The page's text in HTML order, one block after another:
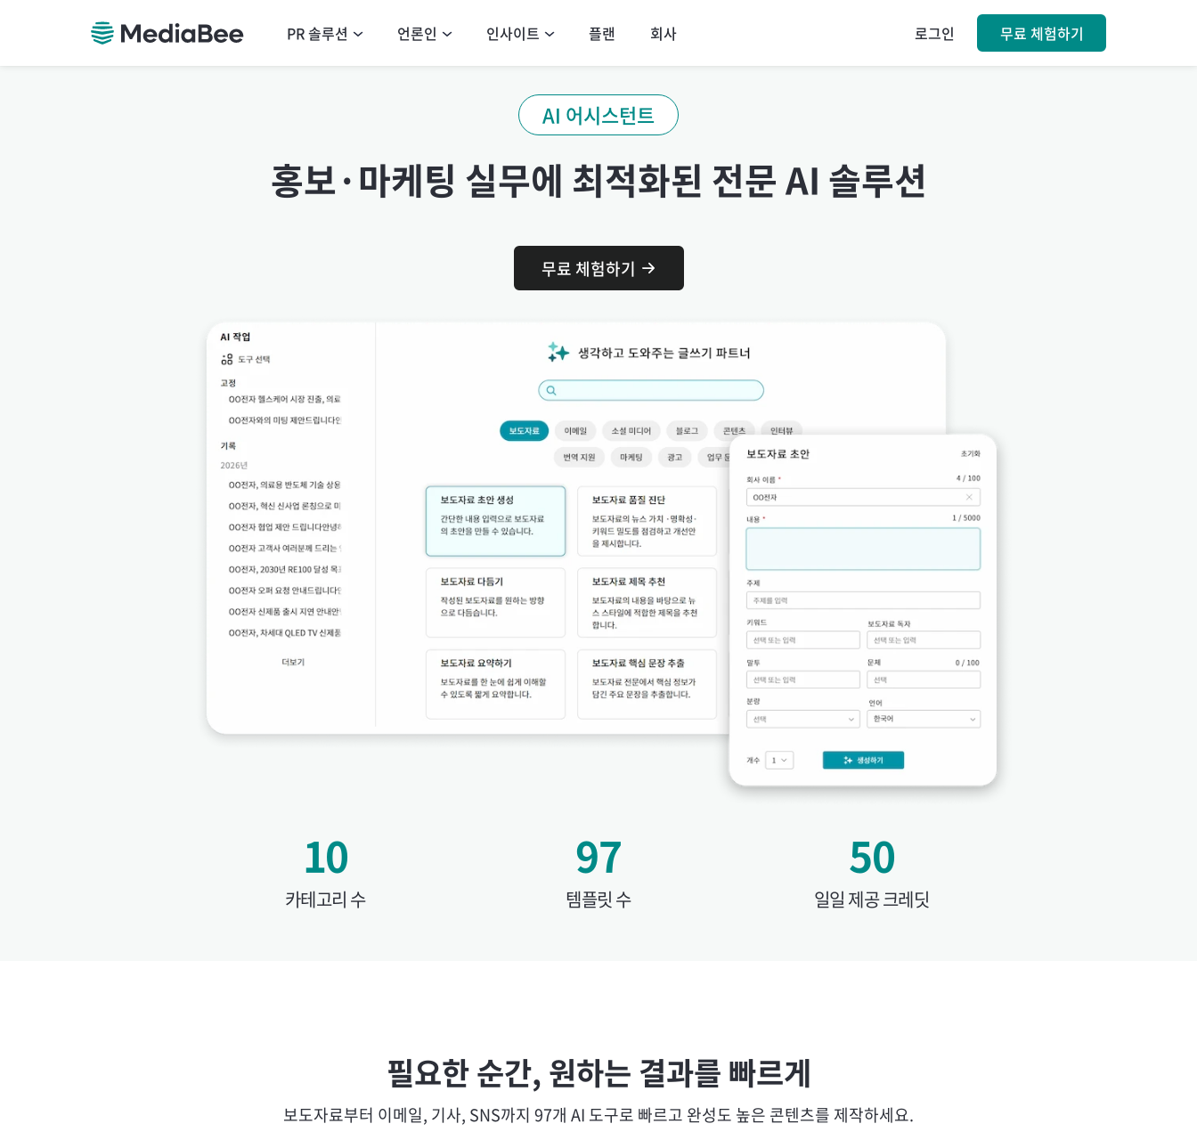
PR 솔루션 언론인 인사이트 플랜 회사 로그인 무료 체험하기
AI 어시스턴트
홍보·마케팅 실무에 최적화된 전문 AI 솔루션
무료 체험하기
10
카테고리 수
97
템플릿 수
50
일일 제공 크레딧
필요한 순간, 원하는 결과를 빠르게
보도자료부터 이메일, 기사, SNS까지 97개 AI 도구로 빠르고 완성도 높은 콘텐츠를 제작하세요.